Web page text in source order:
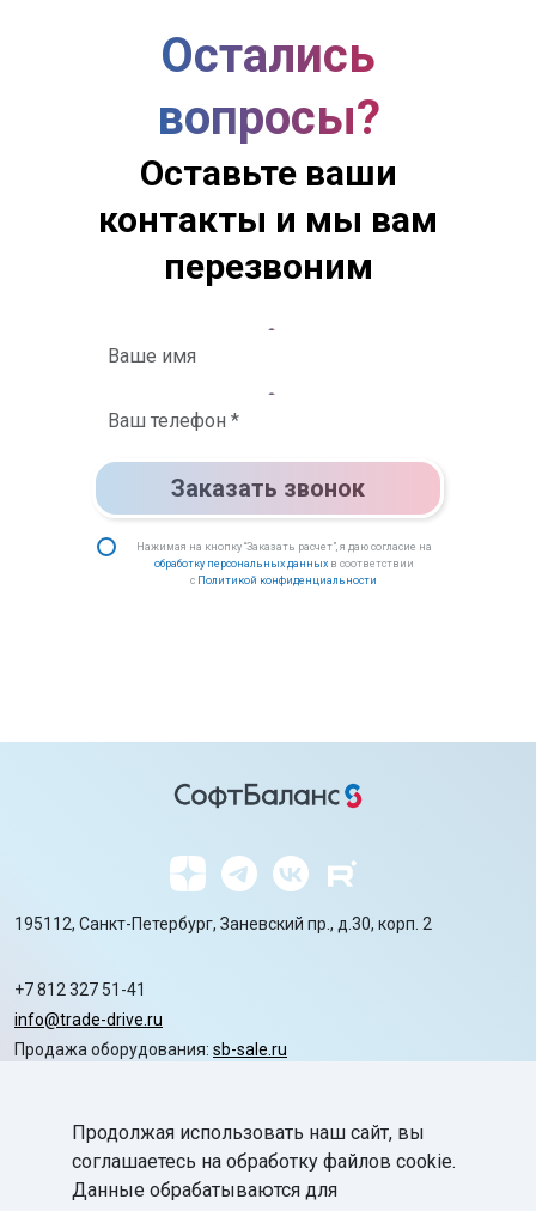
Остались
вопросы?
Оставьте ваши
контакты и мы вам
перезвоним
Заказать звонок
Нажимая на кнопку “Заказать расчет”, я даю согласие на
обработку персональных данныхв соответствии
с Политикой конфиденциальности
195112, Санкт-Петербург, Заневский пр., д.30, корп. 2
+7 812 327 51-41
info@trade-drive.ru
Продажа оборудования: sb-sale.ru
Автоматизацияchevron_right
Маркировкаchevron_right
Продолжая использовать наш сайт, вы
соглашаетесь на обработку файлов cookie.
Данные обрабатываются для